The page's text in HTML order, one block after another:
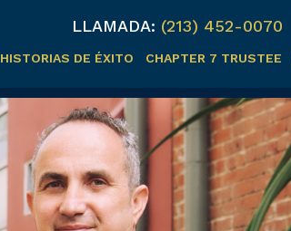
LLAMADA: (213) 452-0070
HISTORIAS DE ÉXITO CHAPTER 7 TRUSTEE